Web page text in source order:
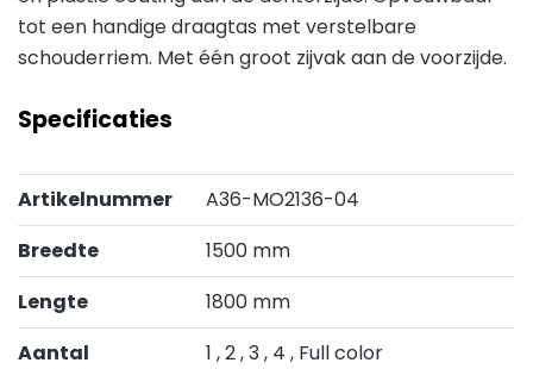
tot een handige draagtas met verstelbare
schouderriem. Met één groot zijvak aan de voorzijde.
Specificaties
Artikelnummer
A36-MO2136-04
Breedte
1500 mm
Lengte
1800 mm
Aantal
1 , 2, 3, 4 , Full color